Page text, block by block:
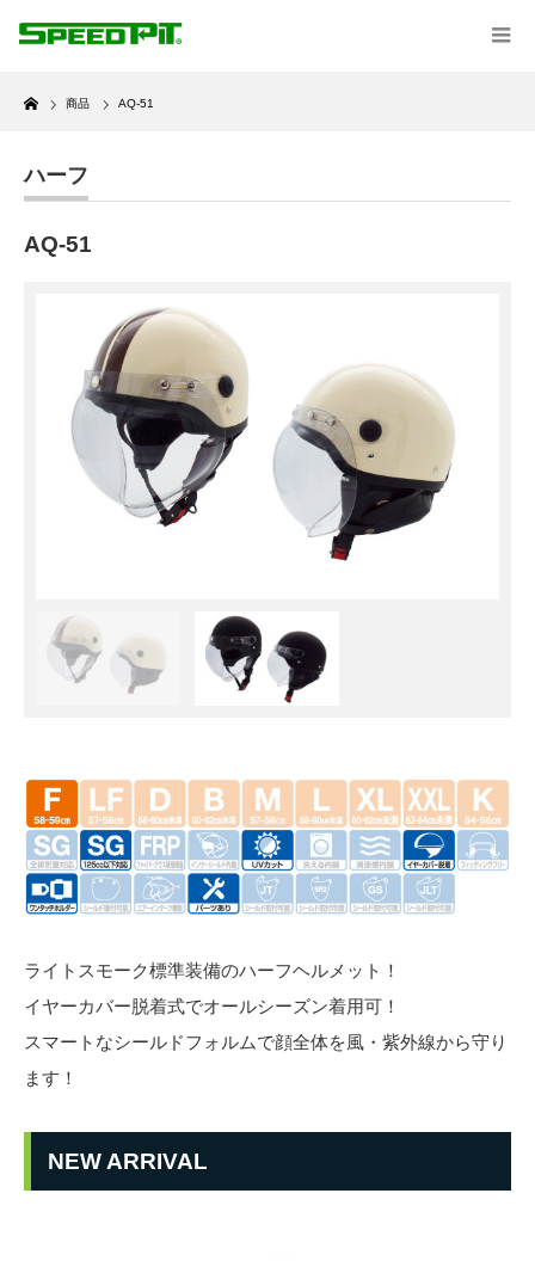
Home
商品 AQ-51
ハーフ
AQ-51
ライトスモーク標準装備のハーフヘルメット！
イヤーカバー脱着式でオールシーズン着用可！
スマートなシールドフォルムで顔全体を風・紫外線から守り
ます！
NEW ARRIVAL